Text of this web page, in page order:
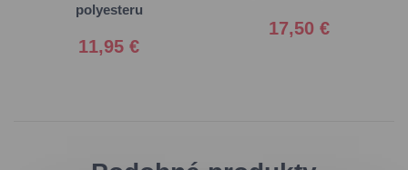
polyesteru
11,95 €
17,50 €